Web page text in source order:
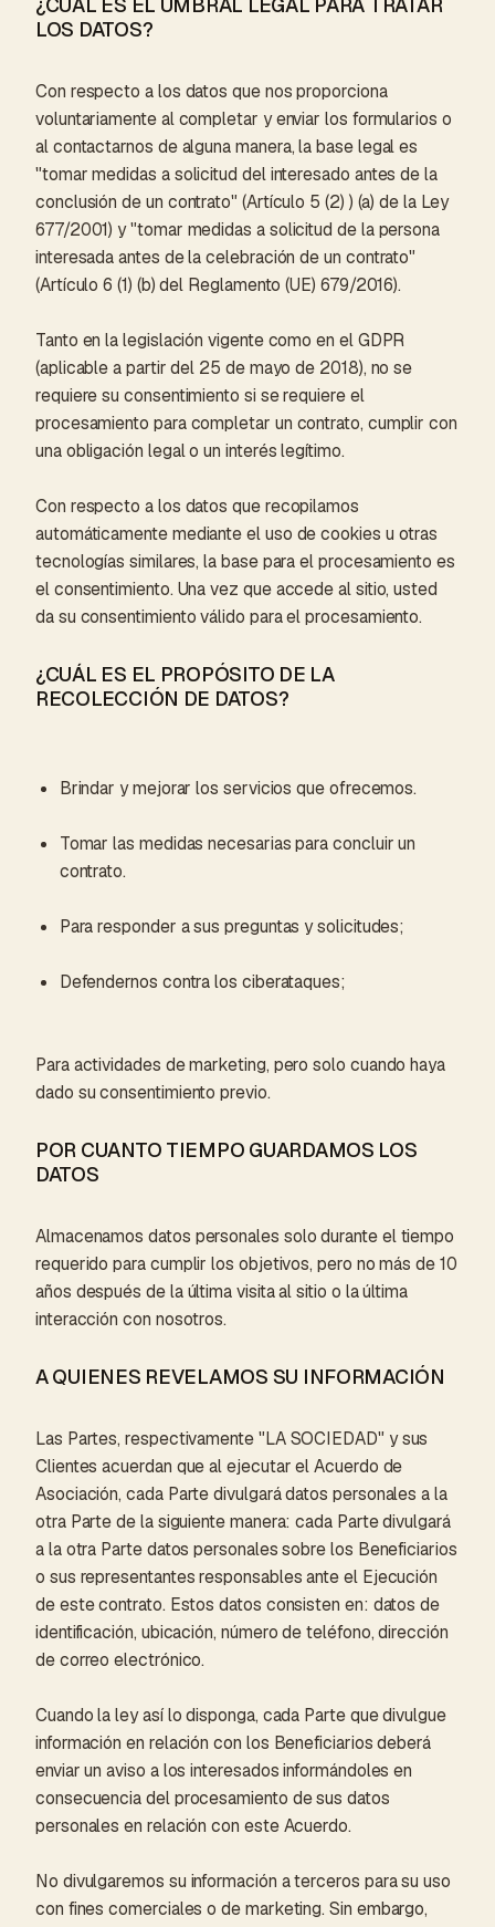
LOS DATOS?
Con respecto a los datos que nos proporciona
voluntariamente al completar y enviar los formularios o
al contactarnos de alguna manera, la base legal es
"tomar medidas a solicitud del interesado antes de la
conclusión de un contrato" (Artículo 5 (2) ) (a) de la Ley
677/2001) y "tomar medidas a solicitud de la persona
interesada antes de la celebración de un contrato"
(Artículo 6 (1) (b) del Reglamento (UE) 679/2016).
Tanto en la legislación vigente como en el GDPR
(aplicable a partir del 25 de mayo de 2018), no se
requiere su consentimiento si se requiere el
procesamiento para completar un contrato, cumplir con
una obligación legal o un interés legítimo.
Con respecto a los datos que recopilamos
automáticamente mediante el uso de cookies u otras
tecnologías similares, la base para el procesamiento es
el consentimiento. Una vez que accede al sitio, usted
da su consentimiento válido para el procesamiento.
¿CUÁL ES EL PROPÓSITO DE LA
RECOLECCIÓN DE DATOS?
Brindar y mejorar los servicios que ofrecemos.
Tomar las medidas necesarias para concluir un
contrato.
Para responder a sus preguntas y solicitudes;
Defendernos contra los ciberataques;
Para actividades de marketing, pero solo cuando haya
dado su consentimiento previo.
POR CUANTO TIEMPO GUARDAMOS LOS
DATOS
Almacenamos datos personales solo durante el tiempo
requerido para cumplir los objetivos, pero no más de 10
años después de la última visita al sitio o la última
interacción con nosotros.
A QUIENES REVELAMOS SU INFORMACIÓN
Las Partes, respectivamente "LA SOCIEDAD" y sus
Clientes acuerdan que al ejecutar el Acuerdo de
Asociación, cada Parte divulgará datos personales a la
otra Parte de la siguiente manera: cada Parte divulgará
a la otra Parte datos personales sobre los Beneficiarios
o sus representantes responsables ante el Ejecución
de este contrato. Estos datos consisten en: datos de
identificación, ubicación, número de teléfono, dirección
de correo electrónico.
Cuando la ley así lo disponga, cada Parte que divulgue
información en relación con los Beneficiarios deberá
enviar un aviso a los interesados informándoles en
consecuencia del procesamiento de sus datos
personales en relación con este Acuerdo.
No divulgaremos su información a terceros para su uso
con fines comerciales o de marketing. Sin embargo,